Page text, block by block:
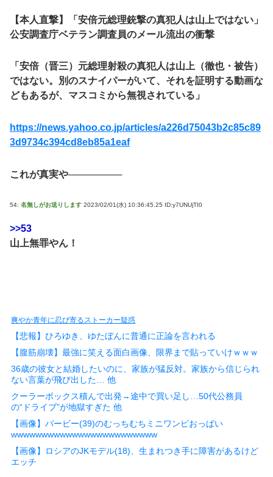
【本人直撃】「安倍元総理銃撃の真犯人は山上ではない」
公安調査庁ベテラン調査員のメール流出の衝撃
「安倍（晋三）元総理射殺の真犯人は山上（徹也・被告）
ではない。別のスナイパーがいて、それを証明する動画な
どもあるが、マスコミから無視されている」
https://news.yahoo.co.jp/articles/a226d75043b2c85c89
3d9734c394cd8eb85a1eaf
これが真実や────────
54: 名無しがお送りします 2023/02/01(水) 10:36:45.25 ID:y7UNUjTI0
>>53
山上無罪やん！
爽やか青年に忍び寄るストーカー疑惑
【悲報】ひろゆき、ゆたぼんに普通に正論を言われる
【腹筋崩壊】最強に笑える面白画像、限界まで貼っていけｗｗｗ
36歳の彼女と結婚したいのに、家族が猛反対。家族から信じられ
ない言葉が飛び出した… 他
クーラーボックス積んで出発→途中で買い足し…50代公務員
の“ドライブ”が地獄すぎた 他
【画像】バービー(39)のむっちむちミニワンピおっぱい
wwwwwwwwwwwwwwwwwwwwwwww
【画像】ロシアのJKモデル(18)、生まれつき手に障害があるけど
エッチ